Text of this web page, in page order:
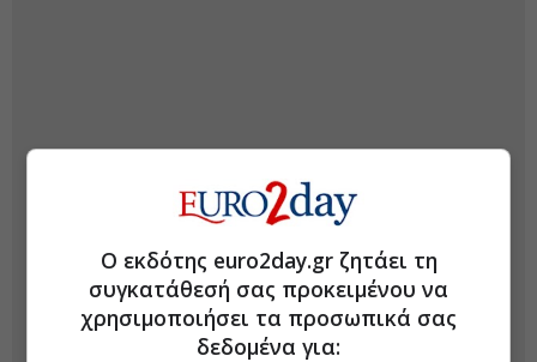
Ο εκδότης euro2day.gr ζητάει τη
συγκατάθεσή σας προκειμένου να
χρησιμοποιήσει τα προσωπικά σας
δεδομένα για: